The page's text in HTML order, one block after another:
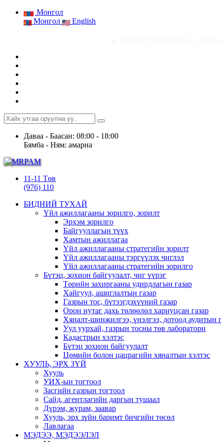
Монгол
Монгол
English
Даваа - Баасан: 08:00 - 18:00
Бямба - Ням: амарна
11-11 Төв
(976) 110
БИДНИЙ ТУХАЙ
Үйл ажиллагааны зорилго, зорилт
Эрхэм зорилго
Байгууллагын түүх
Хамтын ажиллагаа
Үйл ажиллагааны стратегийн зорилт
Үйл ажиллагааны тэргүүлэх чиглэл
Үйл ажиллагааны стратегийн зорилго
Бүтэц, зохион байгуулалт, чиг үүрэг
Төрийн захиргааны удирдлагын газар
Хайгуул, ашиглалтын газар
Газрын тос, бүтээгдэхүүний газар
Орон нутаг дахь төлөөлөл хариуцсан газар
Хяналт-шинжилгээ, үнэлгээ, дотоод аудитын
Уул уурхай, газрын тосны төв лаборатори
Кадастрын хэлтэс
Бүтэц зохион байгуулалт
Цөмийн болон цацрагийн хяналтын хэлтэс
ХУУЛЬ, ЭРХ ЗҮЙ
Хууль
УИХ-ын тогтоол
Засгийн газрын тогтоол
Сайд, агентлагийн даргын тушаал
Дүрэм, журам, заавар
Хууль, эрх зүйн баримт бичгийн төсөл
Лавлагаа
МЭДЭЭ, МЭДЭЭЛЭЛ